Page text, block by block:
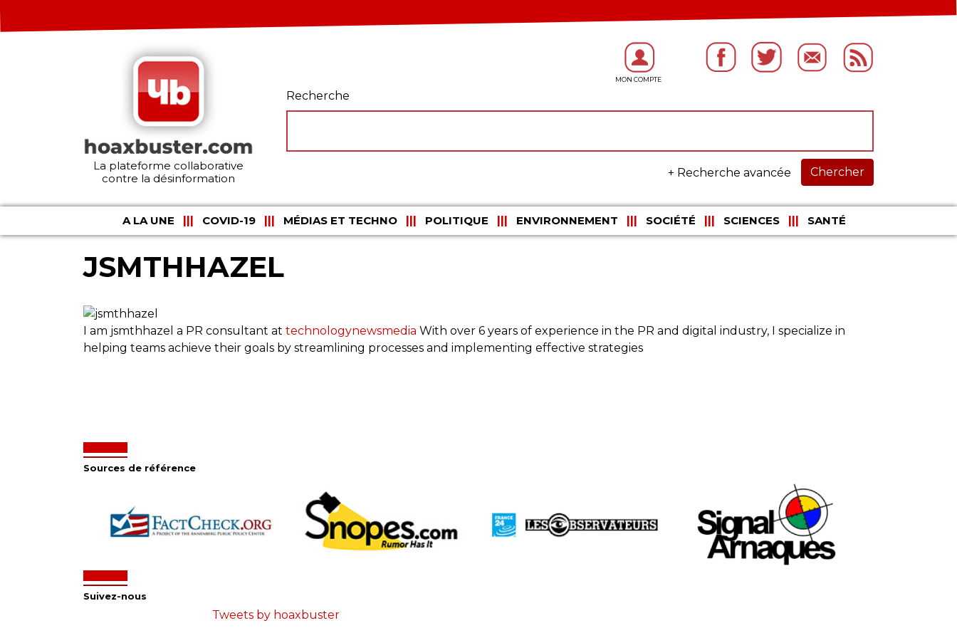
La plateforme collaborative
contre la désinformation
Recherche
Chercher
+ Recherche avancée
A LA UNE COVID-19 MÉDIAS ET TECHNO POLITIQUE ENVIRONNEMENT SOCIÉTÉ SCIENCES SANTÉ
JSMTHHAZEL
I am jsmthhazel a PR consultant at technologynewsmedia With over 6 years of experience in the PR and digital industry, I specialize in
helping teams achieve their goals by streamlining processes and implementing effective strategies
Sources de référence
Suivez-nous
Tweets by hoaxbuster